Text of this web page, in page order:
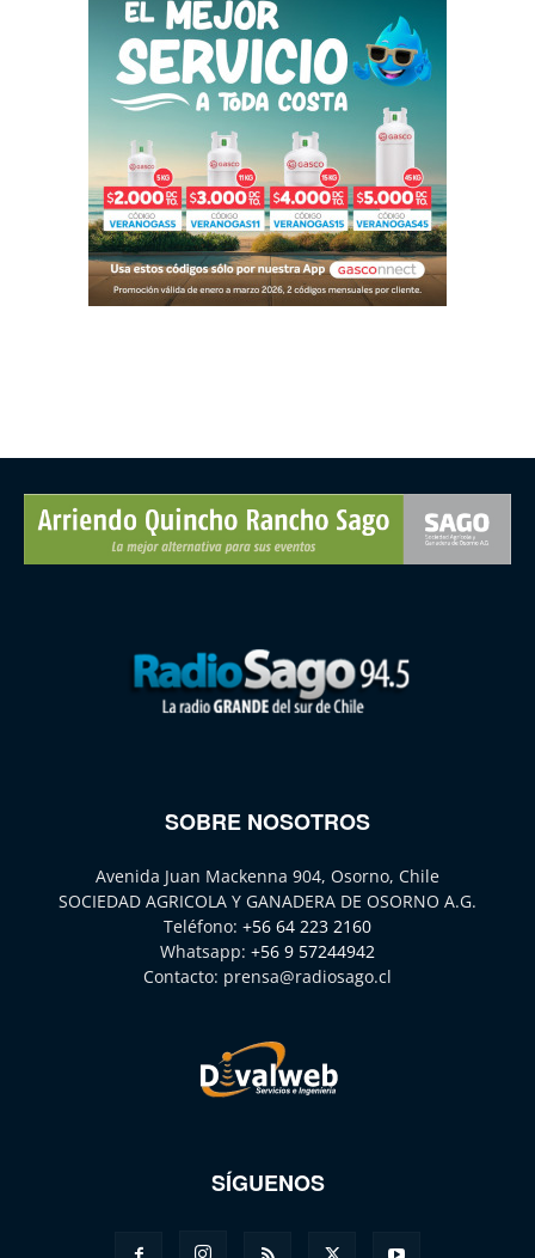
SOBRE NOSOTROS
Avenida Juan Mackenna 904, Osorno, Chile
SOCIEDAD AGRICOLA Y GANADERA DE OSORNO A.G.
Teléfono: +56 64 223 2160
Whatsapp: +56 9 57244942
Contacto: prensa@radiosago.cl
SÍGUENOS